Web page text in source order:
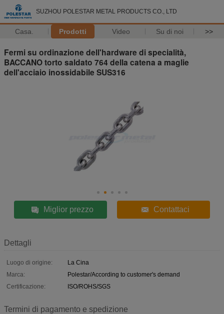
SUZHOU POLESTAR METAL PRODUCTS CO., LTD
Casa. Prodotti Video Su di noi >>
Fermi su ordinazione dell'hardware di specialità,
BACCANO torto saldato 764 della catena a maglie
dell'acciaio inossidabile SUS316
Miglior prezzo Contattaci
Dettagli
Luogo di origine:
La Cina
Marca:
Polestar/According to customer's demand
Certificazione:
ISO/ROHS/SGS
Termini di pagamento e spedizione